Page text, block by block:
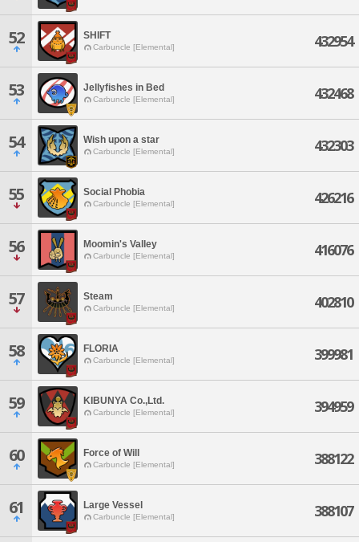
52 SHIFT
Carbuncle [Elemental] 432954
53 Jellyfishes in Bed
Carbuncle [Elemental] 432468
54 Wish upon a star
Carbuncle [Elemental] 432303
55 Social Phobia
Carbuncle [Elemental] 426216
56 Moomin's Valley
Carbuncle [Elemental] 416076
57 Steam
Carbuncle [Elemental] 402810
58 FLORIA
Carbuncle [Elemental] 399981
59 KIBUNYA Co.,Ltd.
Carbuncle [Elemental] 394959
60 Force of Will
Carbuncle [Elemental] 388122
61 Large Vessel
Carbuncle [Elemental] 388107